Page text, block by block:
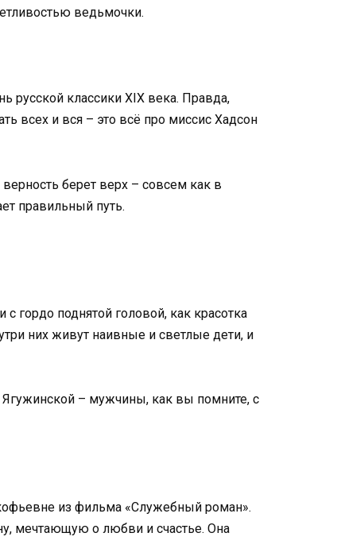
ведьмочки.
русской классики XIX века. Правда,
всех и вся – это всё про миссис Хадсон
берет верх – совсем как в
правильный путь.
гордо поднятой головой, как красотка
них живут наивные и светлые дети, и
Ягужинской – мужчины, как вы помните, с
из фильма «Служебный роман».
мечтающую о любви и счастье. Она